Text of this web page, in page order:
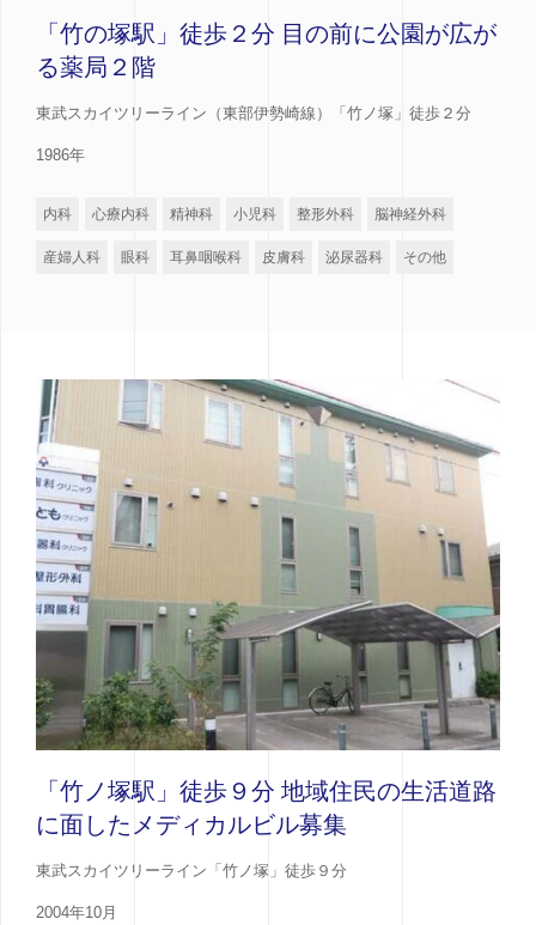
「竹の塚駅」徒歩２分 目の前に公園が広が
る薬局２階
東武スカイツリーライン（東部伊勢崎線）「竹ノ塚」徒歩２分
1986年
内科 心療内科 精神科 小児科 整形外科 脳神経外科
産婦人科 眼科 耳鼻咽喉科 皮膚科 泌尿器科 その他
「竹ノ塚駅」徒歩９分 地域住民の生活道路
に面したメディカルビル募集
東武スカイツリーライン「竹ノ塚」徒歩９分
2004年10月